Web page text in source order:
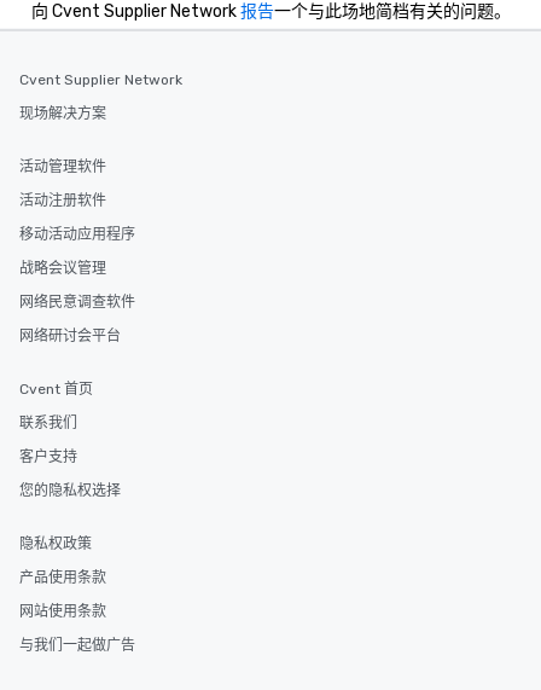
向 Cvent Supplier Network报告一个与此场地简档有关的问题。
Cvent Supplier Network
现场解决方案
活动管理软件
活动注册软件
移动活动应用程序
战略会议管理
网络民意调查软件
网络研讨会平台
Cvent 首页
联系我们
客户支持
您的隐私权选择
隐私权政策
产品使用条款
网站使用条款
与我们一起做广告